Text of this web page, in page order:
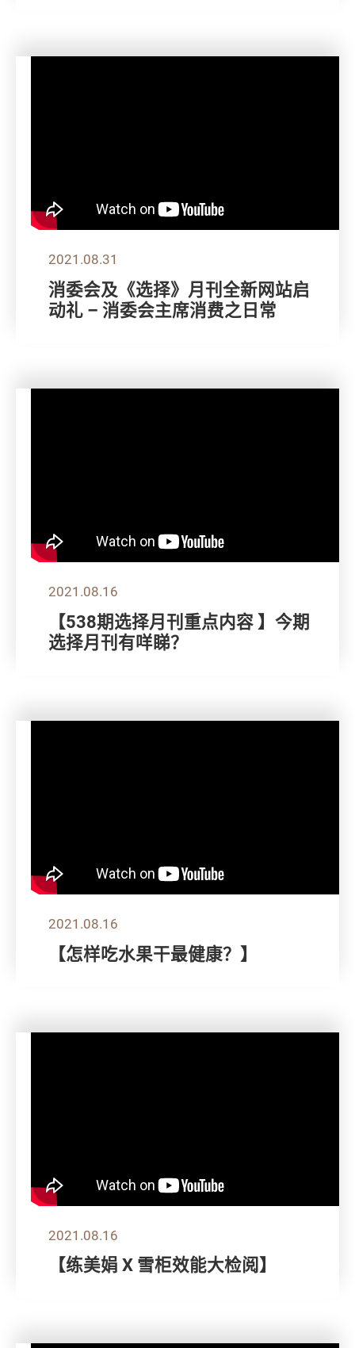
2021.08.31
消委会及《选择》月刊全新网站启
动礼 – 消委会主席消费之日常
2021.08.16
【538期选择月刊重点内容 】今期
选择月刊有咩睇？
2021.08.16
【怎样吃水果干最健康？】
2021.08.16
【练美娟 X 雪柜效能大检阅】